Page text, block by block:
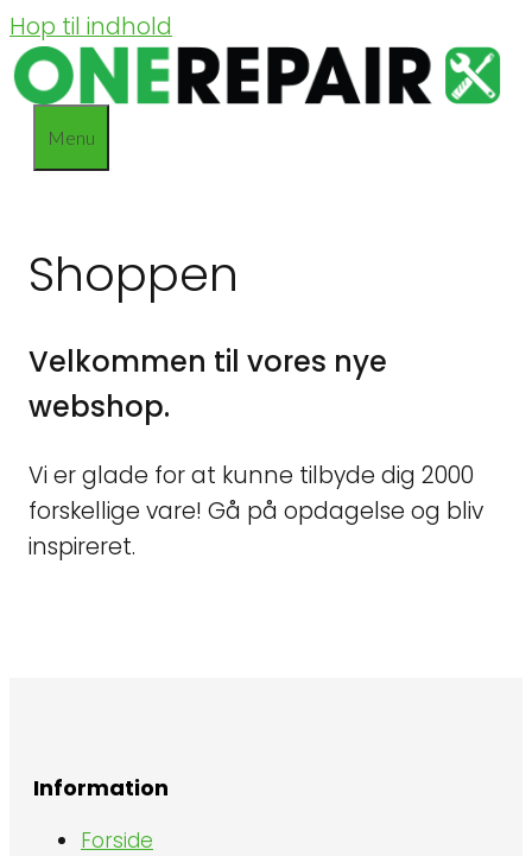
Hop til indhold
Menu
Shoppen
Velkommen til vores nye
webshop.
Vi er glade for at kunne tilbyde dig 2000
forskellige vare! Gå på opdagelse og bliv
inspireret.
Information
Forside